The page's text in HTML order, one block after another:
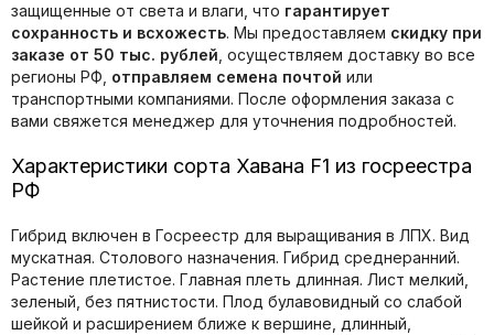
защищенные от света и влаги, что гарантирует
сохранность и всхожесть. Мы предоставляем скидку при
заказе от 50 тыс. рублей , осуществляем доставку во все
регионы РФ, отправляем семена почтой или
транспортными компаниями. После оформления заказа с
вами свяжется менеджер для уточнения подробностей.
Характеристики сорта Хавана F1 из госреестра
РФ
Гибрид включен в Госреестр для выращивания в ЛПХ. Вид
мускатная. Столового назначения. Гибрид среднеранний.
Растение плетистое. Главная плеть длинная. Лист мелкий,
зеленый, без пятнистости. Плод булавовидный со слабой
шейкой и расширением ближе к вершине, длинный,